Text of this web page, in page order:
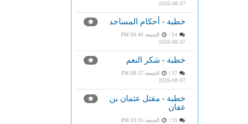
2026-08-07
خطبة - أحكام المساجد
54 |
الجمعة PM 08:40
2026-08-07
خطبة - شكر النعم
الجمعة PM 08:37
2026-08-07
خطبة - مقتل عثمان بن
عفان
الجمعة PM 03:35